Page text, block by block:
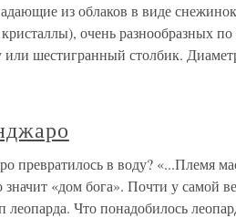
из облаков в виде
очень разнообразных
шестигранный столбик.
превратилось в воду? «...Племя
«дом бога». Почти у самой
Что понадобилось